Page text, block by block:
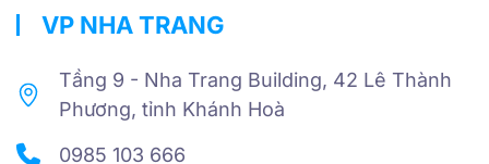
VP NHA TRANG
Tầng 9 - Nha Trang Building, 42 Lê Thành
Phương, tỉnh Khánh Hoà
0985 103 666